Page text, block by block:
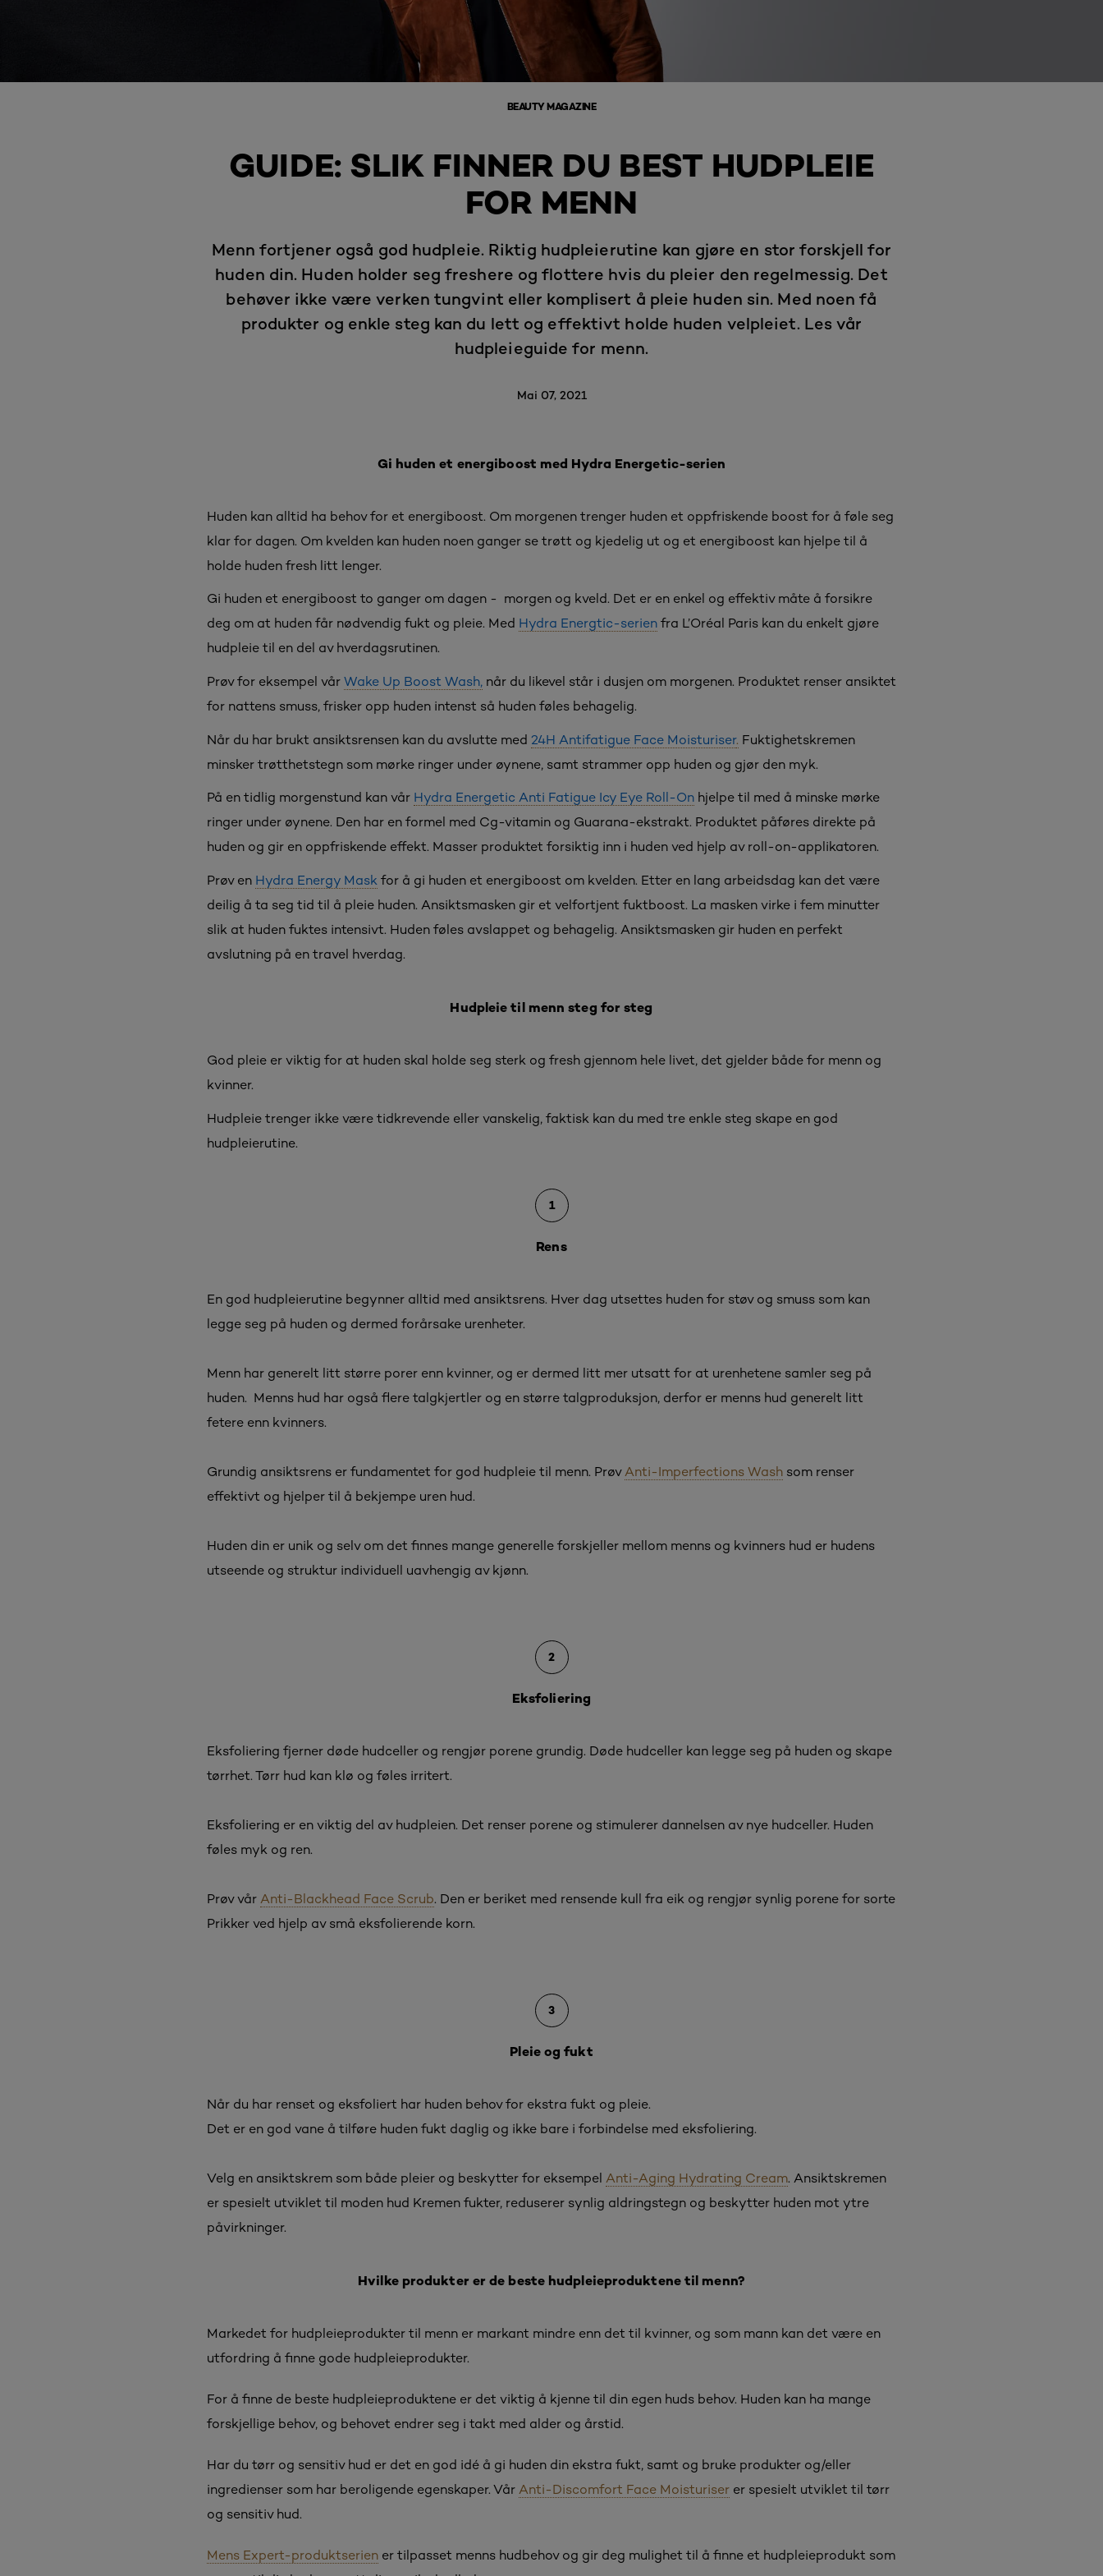
BEAUTY MAGAZINE
GUIDE: SLIK FINNER DU BEST HUDPLEIE
FOR MENN
Menn fortjener også god hudpleie. Riktig hudpleierutine kan gjøre en stor forskjell for
huden din. Huden holder seg freshere og flottere hvis du pleier den regelmessig. Det
behøver ikke være verken tungvint eller komplisert å pleie huden sin. Med noen få
produkter og enkle steg kan du lett og effektivt holde huden velpleiet. Les vår
hudpleieguide for menn.
Mai 07, 2021
Gi huden et energiboost med Hydra Energetic-serien
Huden kan alltid ha behov for et energiboost. Om morgenen trenger huden et oppfriskende boost for å føle seg
klar for dagen. Om kvelden kan huden noen ganger se trøtt og kjedelig ut og et energiboost kan hjelpe til å
holde huden fresh litt lenger.
Gi huden et energiboost to ganger om dagen - morgen og kveld. Det er en enkel og effektiv måte å forsikre
deg om at huden får nødvendig fukt og pleie. Med Hydra Energtic-serien fra L’Oréal Paris kan du enkelt gjøre
hudpleie til en del av hverdagsrutinen.
Prøv for eksempel vår Wake Up Boost Wash, når du likevel står i dusjen om morgenen. Produktet renser ansiktet
for nattens smuss, frisker opp huden intenst så huden føles behagelig.
Når du har brukt ansiktsrensen kan du avslutte med 24H Antifatigue Face Moisturiser. Fuktighetskremen
minsker trøtthetstegn som mørke ringer under øynene, samt strammer opp huden og gjør den myk.
På en tidlig morgenstund kan vår Hydra Energetic Anti Fatigue Icy Eye Roll-On hjelpe til med å minske mørke
ringer under øynene. Den har en formel med Cg-vitamin og Guarana-ekstrakt. Produktet påføres direkte på
huden og gir en oppfriskende effekt. Masser produktet forsiktig inn i huden ved hjelp av roll-on-applikatoren.
Prøv en Hydra Energy Mask for å gi huden et energiboost om kvelden. Etter en lang arbeidsdag kan det være
deilig å ta seg tid til å pleie huden. Ansiktsmasken gir et velfortjent fuktboost. La masken virke i fem minutter
slik at huden fuktes intensivt. Huden føles avslappet og behagelig. Ansiktsmasken gir huden en perfekt
avslutning på en travel hverdag.
Hudpleie til menn steg for steg
God pleie er viktig for at huden skal holde seg sterk og fresh gjennom hele livet, det gjelder både for menn og
kvinner.
Hudpleie trenger ikke være tidkrevende eller vanskelig, faktisk kan du med tre enkle steg skape en god
hudpleierutine.
1
Rens
En god hudpleierutine begynner alltid med ansiktsrens. Hver dag utsettes huden for støv og smuss som kan
legge seg på huden og dermed forårsake urenheter.
Menn har generelt litt større porer enn kvinner, og er dermed litt mer utsatt for at urenhetene samler seg på
huden. Menns hud har også flere talgkjertler og en større talgproduksjon, derfor er menns hud generelt litt
fetere enn kvinners.
Grundig ansiktsrens er fundamentet for god hudpleie til menn. Prøv Anti-Imperfections Wash som renser
effektivt og hjelper til å bekjempe uren hud.
Huden din er unik og selv om det finnes mange generelle forskjeller mellom menns og kvinners hud er hudens
utseende og struktur individuell uavhengig av kjønn.
2
Eksfoliering
Eksfoliering fjerner døde hudceller og rengjør porene grundig. Døde hudceller kan legge seg på huden og skape
tørrhet. Tørr hud kan klø og føles irritert.
Eksfoliering er en viktig del av hudpleien. Det renser porene og stimulerer dannelsen av nye hudceller. Huden
føles myk og ren.
Prøv vår Anti-Blackhead Face Scrub. Den er beriket med rensende kull fra eik og rengjør synlig porene for sorte
Prikker ved hjelp av små eksfolierende korn.
3
Pleie og fukt
Når du har renset og eksfoliert har huden behov for ekstra fukt og pleie.
Det er en god vane å tilføre huden fukt daglig og ikke bare i forbindelse med eksfoliering.
Velg en ansiktskrem som både pleier og beskytter for eksempel Anti-Aging Hydrating Cream. Ansiktskremen
er spesielt utviklet til moden hud Kremen fukter, reduserer synlig aldringstegn og beskytter huden mot ytre
påvirkninger.
Hvilke produkter er de beste hudpleieproduktene til menn?
Markedet for hudpleieprodukter til menn er markant mindre enn det til kvinner, og som mann kan det være en
utfordring å finne gode hudpleieprodukter.
For å finne de beste hudpleieproduktene er det viktig å kjenne til din egen huds behov. Huden kan ha mange
forskjellige behov, og behovet endrer seg i takt med alder og årstid.
Har du tørr og sensitiv hud er det en god idé å gi huden din ekstra fukt, samt og bruke produkter og/eller
ingredienser som har beroligende egenskaper. Vår Anti-Discomfort Face Moisturiser er spesielt utviklet til tørr
og sensitiv hud.
Mens Expert-produktserien er tilpasset menns hudbehov og gir deg mulighet til å finne et hudpleieprodukt som